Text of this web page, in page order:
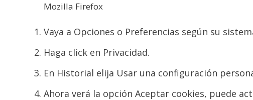
Mozilla Firefox
Vaya a Opciones o Preferencias según su
Haga click en Privacidad.
En Historial elija Usar una configuración
Ahora verá la opción Aceptar cookies, puede